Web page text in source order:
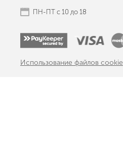
ПН-ПТ с 10 до 18
Использование файлов cookie